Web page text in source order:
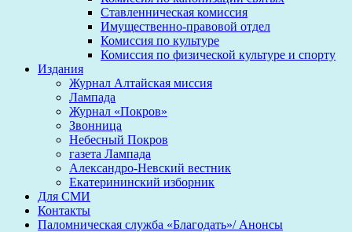
Ставленническая комиссия
Имущественно-правовой отдел
Комиссия по культуре
Комиссия по физической культуре и спорту
Издания
Журнал Алтайская миссия
Лампада
Журнал «Покров»
Звонница
Небесный Покров
газета Лампада
Александро-Невский вестник
Екатерининский изборник
Для СМИ
Контакты
Паломническая служба «Благодать»/ Анонсы